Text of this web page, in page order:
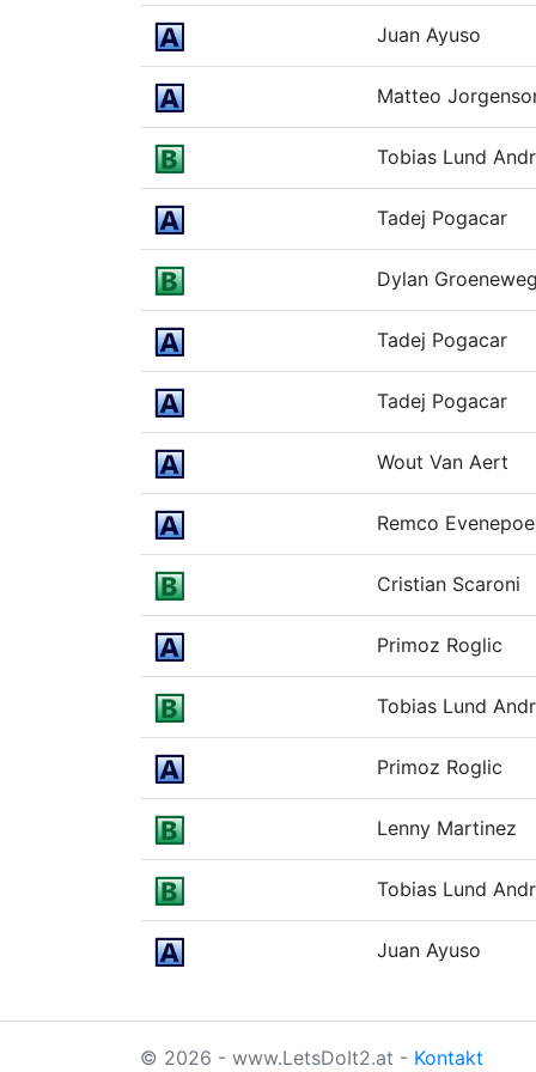
Juan Ayuso
Matteo
Tobias Lund
Tadej Pogacar
Dylan
Tadej Pogacar
Tadej Pogacar
Wout Van Aert
Remco
Cristian Scaroni
Primoz Roglic
Tobias Lund
Primoz Roglic
Lenny Martinez
Tobias Lund
Juan Ayuso
© 2026 - www.LetsDoIt2.at - Kontakt